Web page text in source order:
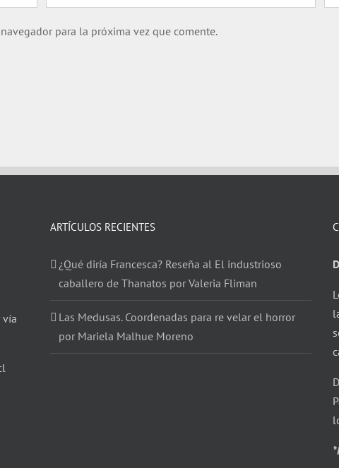
para la próxima vez que comente.
ARTÍCULOS RECIENTES
¿Qué diría Francesca? Reseña al El industrioso
caballero de Thanatos por Valeria Fliman
Las Medusas. Coordenadas para re velar el horror
por Mariela Malhue Moreno